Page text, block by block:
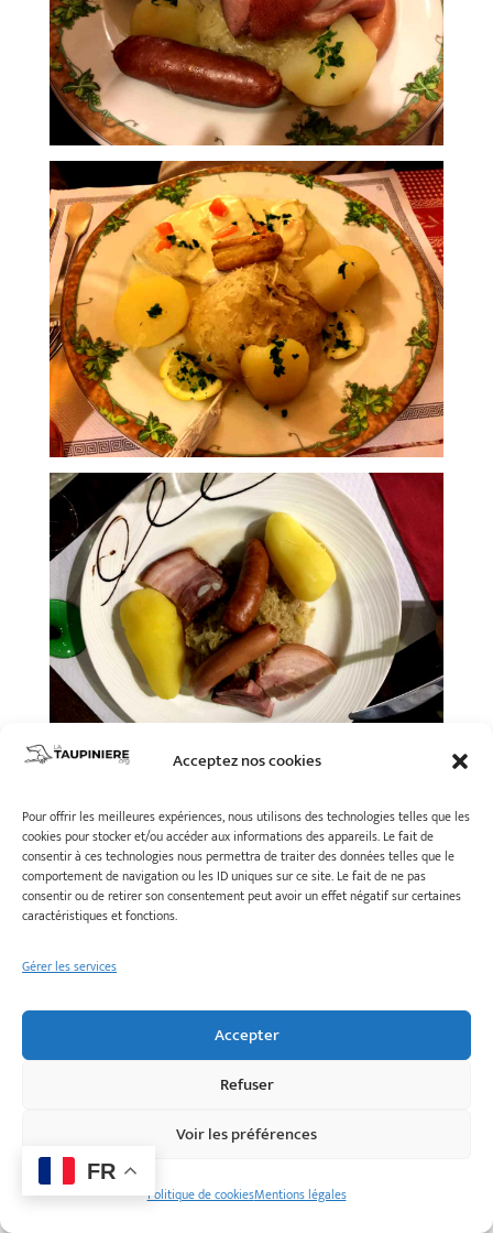
Acceptez nos cookies
Pour offrir les meilleures expériences, nous utilisons des technologies telles que les
cookies pour stocker et/ou accéder aux informations des appareils. Le fait de
consentir à ces technologies nous permettra de traiter des données telles que le
comportement de navigation ou les ID uniques sur ce site. Le fait de ne pas
consentir ou de retirer son consentement peut avoir un effet négatif sur certaines
caractéristiques et fonctions.
Gérer les services
Accepter
Refuser
Voir les préférences
Politique de cookiesMentions légales
et aussi baeckeoffe:
FR